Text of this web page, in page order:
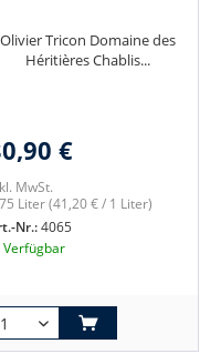
Olivier Tricon Domaine des
Héritières Chablis...
€
MwSt.
Liter(41,20 € / 1 Liter)
Nr.:4065
Verfügbar